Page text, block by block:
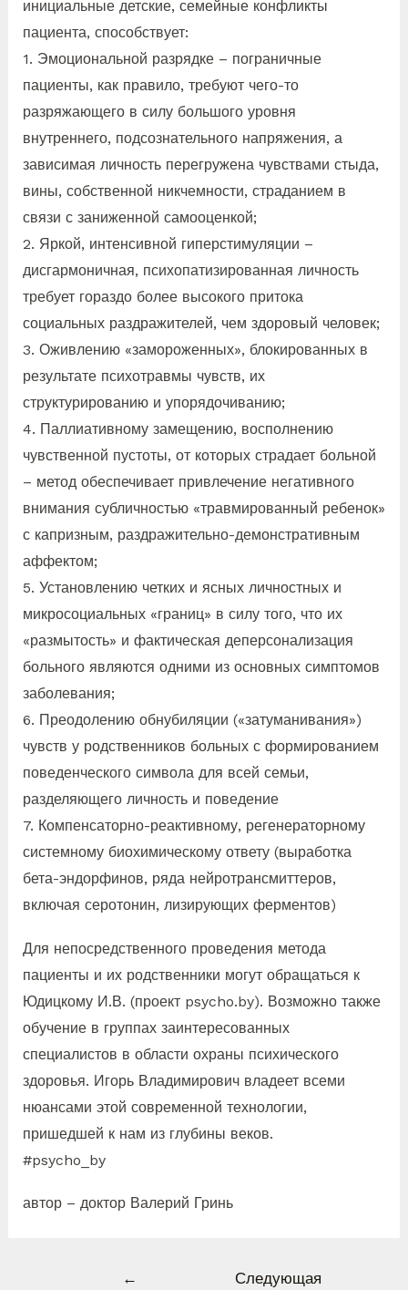
инициальные детские, семейные конфликты
пациента, способствует:
1. Эмоциональной разрядке – пограничные
пациенты, как правило, требуют чего-то
разряжающего в силу большого уровня
внутреннего, подсознательного напряжения, а
зависимая личность перегружена чувствами стыда,
вины, собственной никчемности, страданием в
связи с заниженной самооценкой;
2. Яркой, интенсивной гиперстимуляции –
дисгармоничная, психопатизированная личность
требует гораздо более высокого притока
социальных раздражителей, чем здоровый человек;
3. Оживлению «замороженных», блокированных в
результате психотравмы чувств, их
структурированию и упорядочиванию;
4. Паллиативному замещению, восполнению
чувственной пустоты, от которых страдает больной
– метод обеспечивает привлечение негативного
внимания субличностью «травмированный ребенок»
с капризным, раздражительно-демонстративным
аффектом;
5. Установлению четких и ясных личностных и
микросоциальных «границ» в силу того, что их
«размытость» и фактическая деперсонализация
больного являются одними из основных симптомов
заболевания;
6. Преодолению обнубиляции («затуманивания»)
чувств у родственников больных с формированием
поведенческого символа для всей семьи,
разделяющего личность и поведение
7. Компенсаторно-реактивному, регенераторному
системному биохимическому ответу (выработка
бета-эндорфинов, ряда нейротрансмиттеров,
включая серотонин, лизирующих ферментов)
Для непосредственного проведения метода
пациенты и их родственники могут обращаться к
Юдицкому И.В. (проект psycho.by). Возможно также
обучение в группах заинтересованных
специалистов в области охраны психического
здоровья. Игорь Владимирович владеет всеми
нюансами этой современной технологии,
пришедшей к нам из глубины веков.
#psycho_by
автор – доктор Валерий Гринь
←
Следующая